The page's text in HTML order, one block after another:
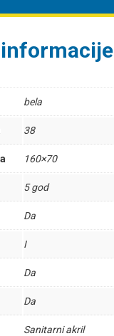
bela
38
160×70
5 god
Da
I
Da
Da
Sanitarni akril